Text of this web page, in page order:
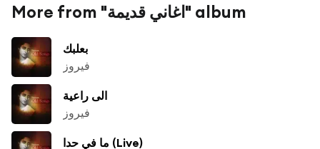
More from "اغاني قديمة" album
بعلبك
فيروز
الى راعية
فيروز
ما في حدا (Live)